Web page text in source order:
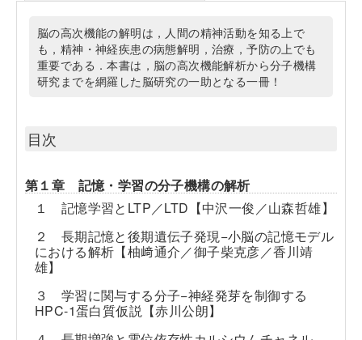
脳の高次機能の解明は，人間の精神活動を知る上で
も，精神・神経疾患の病態解明，治療，予防の上でも
重要である．本書は，脳の高次機能解析から分子機構
研究までを網羅した脳研究の一助となる一冊！
目次
第１章 記憶・学習の分子機構の解析
１ 記憶学習とLTP／LTD【中沢一俊／山森哲雄】
２ 長期記憶と後期遺伝子発現−小脳の記憶モデル
における解析【柚﨑通介／御子柴克彦／香川靖
雄】
３ 学習に関与する分子−神経発芽を制御する
HPC-1蛋白質仮説【赤川公朗】